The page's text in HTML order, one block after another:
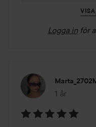
Logga in för
1 år
Inlägget